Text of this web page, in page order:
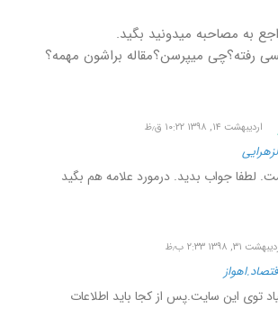
به مصاحبه میدونید بگید.
رفته؟چی میپرسن؟مقاله براشون مهمه؟
اردیبهشت ۱۴, ۱۳۹۸ ۱۰:۲۲ ق٫ظ
لطفا جواب بدید. درمورد علامه هم بگید
۳۱, ۱۳۹۸ ۲:۳۳ ب٫ظ
توی این سایت.پس از کجا باید اطلاعات